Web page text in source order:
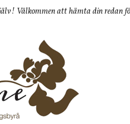
Välkommen att hämta din redan